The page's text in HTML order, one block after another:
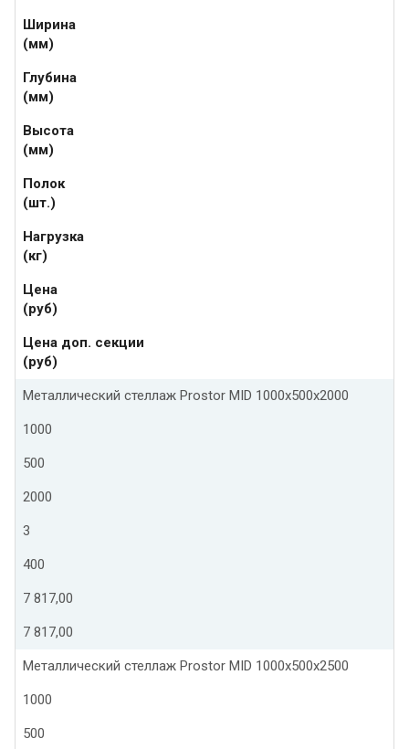
Ширина
(мм)
Глубина
(мм)
Высота
(мм)
Полок
(шт.)
Нагрузка
(кг)
Цена
(руб)
Цена доп. секции
(руб)
Металлический стеллаж Prostor MID 1000x500x2000
1000
500
2000
3
400
7 817,00
7 817,00
Металлический стеллаж Prostor MID 1000x500x2500
1000
500